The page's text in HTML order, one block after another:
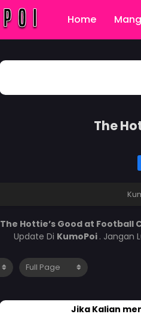
Home
The
The Hottie’s Good at Football
Update Di KumoPoi . Jangan
Jika Kalian